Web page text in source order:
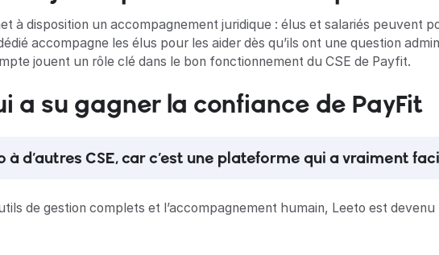
à disposition un accompagnement juridique : élus et salariés peuvent
accompagne les élus pour les aider dès qu’ils ont une question
jouent un rôle clé dans le bon fonctionnement du CSE de Payfit.
a su gagner la confiance de PayFit
d’autres CSE, car c’est une plateforme qui a vraiment
de gestion complets et l’accompagnement humain, Leeto est